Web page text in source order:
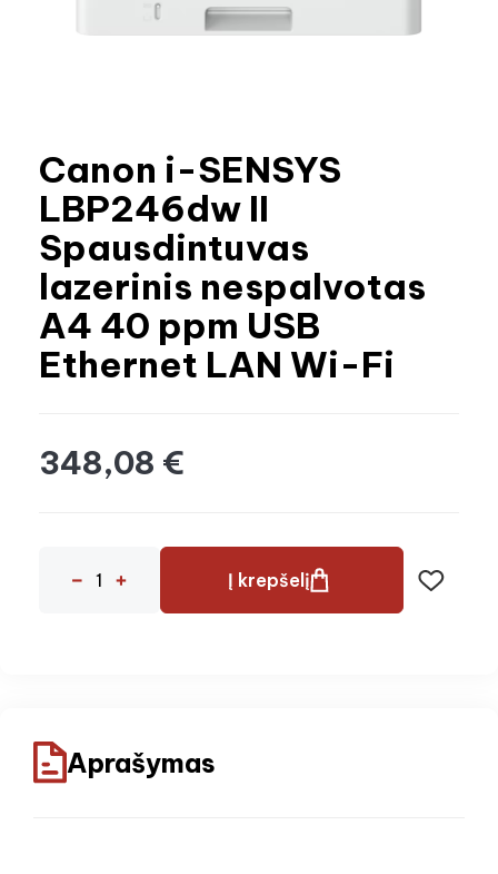
Canon i-SENSYS
LBP246dw II
Spausdintuvas
lazerinis nespalvotas
A4 40 ppm USB
Ethernet LAN Wi-Fi
348,08 €
Į krepšelį
Aprašymas